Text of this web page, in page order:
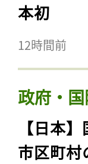
本初
12時間前
政府・
【日本
市区町村